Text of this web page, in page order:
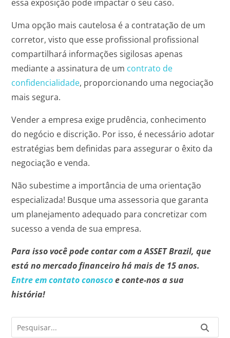
essa exposição pode impactar o seu caso.
Uma opção mais cautelosa é a contratação de um
corretor, visto que esse profissional profissional
compartilhará informações sigilosas apenas
mediante a assinatura de um contrato de
confidencialidade, proporcionando uma negociação
mais segura.
Vender a empresa exige prudência, conhecimento
do negócio e discrição. Por isso, é necessário adotar
estratégias bem definidas para assegurar o êxito da
negociação e venda.
Não subestime a importância de uma orientação
especializada! Busque uma assessoria que garanta
um planejamento adequado para concretizar com
sucesso a venda de sua empresa.
Para isso você pode contar com a ASSET Brazil, que
está no mercado financeiro há mais de 15 anos.
Entre em contato conoscoe conte-nos a sua
história!